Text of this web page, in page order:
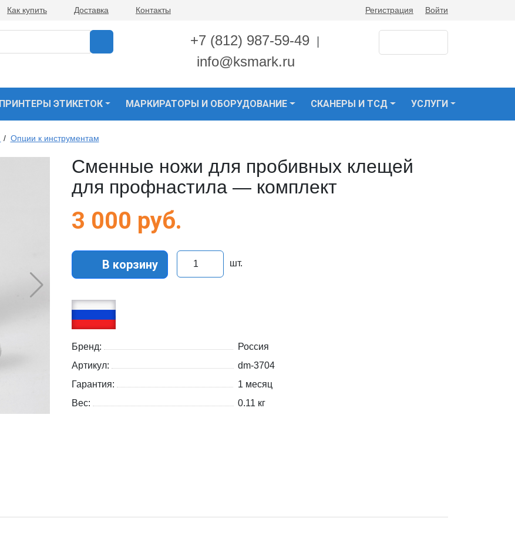
Как купить Доставка Контакты Регистрация Войти
+7 (812) 987-59-49
info@ksmark.ru
ПРИНТЕРЫ ЭТИКЕТОК МАРКИРАТОРЫ И ОБОРУДОВАНИЕ СКАНЕРЫ И ТСД УСЛУГИ
/ Опции к инструментам
Сменные ножи для пробивных клещей
для профнастила — комплект
3 000 руб.
В корзину шт.
Бренд:
Россия
Артикул:
dm-3704
Гарантия:
1 месяц
Вес:
0.11 кг